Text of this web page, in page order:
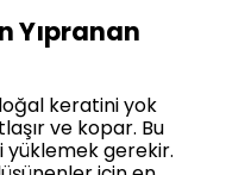
Yıpranan
keratini yok
ve kopar. Bu
gerekir.